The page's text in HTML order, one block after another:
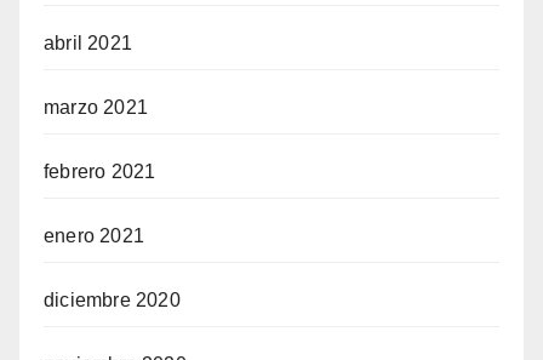
abril 2021
marzo 2021
febrero 2021
enero 2021
diciembre 2020